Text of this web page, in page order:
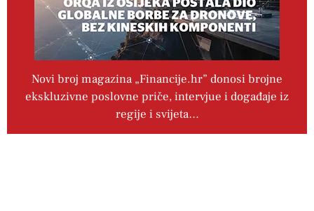
Novi broj magazina „Financije.hr” donosi brojne
ekskluzivne poslovne priče, intervjue i događaje iz
regije i svijeta…